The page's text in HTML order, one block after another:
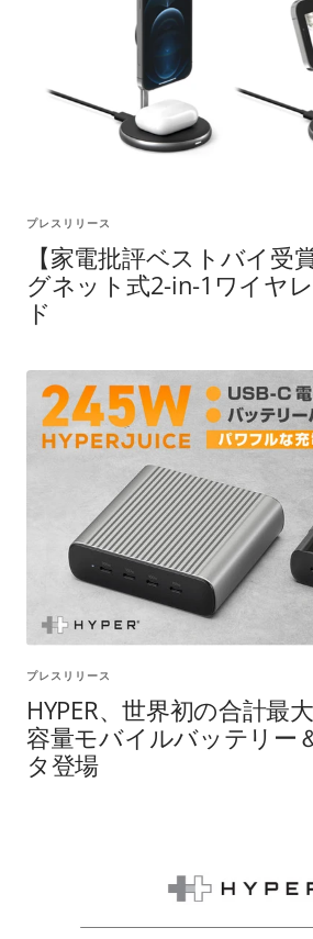
プレスリリース
【家電批評ベストバイ受
グネット式2-in-1ワイヤ
ド
プレスリリース
HYPER、世界初の合計最
容量モバイルバッテリー
タ登場